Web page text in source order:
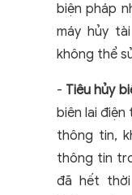
biện pháp
máy hủy
không thể
- Tiêu hủy
biên lai
thông tin,
thông tin
đã hết